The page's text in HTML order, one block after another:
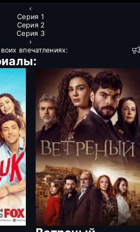
‹
Серия 1
Серия 2
Серия 3
›
впечатлениях: